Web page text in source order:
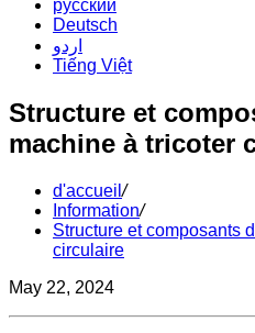
русский
Deutsch
اردو
Tiếng Việt
Structure et
machine à tricoter
d'accueil/
Information/
Structure et composants
circulaire
May 22, 2024